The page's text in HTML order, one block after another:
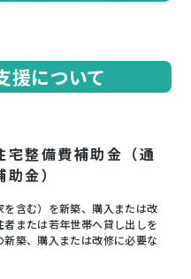
援について
宅整備費補助金（通
金）
含む）を新築、購入または改
または若年世帯へ貸し出しを
築、購入または改修に必要な